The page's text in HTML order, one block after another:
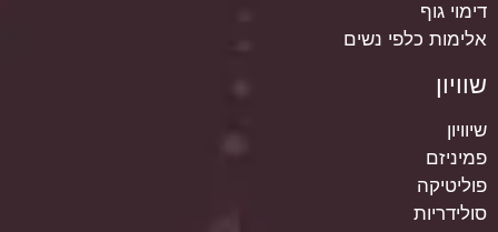
דימוי גוף
אלימות כלפי נשים
שוויון
שיוויון
פמיניזם
פוליטיקה
סולידריות